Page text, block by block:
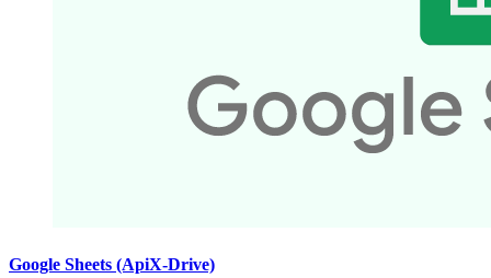
Google Sheets (ApiX-Drive)